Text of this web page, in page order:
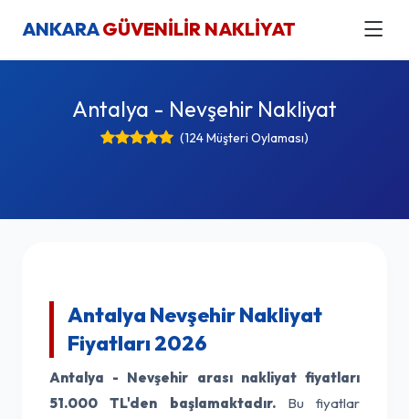
ANKARAGÜVENİLİR NAKLİYAT
Antalya - Nevşehir Nakliyat
(124 Müşteri Oylaması)
Antalya Nevşehir Nakliyat
Fiyatları 2026
Antalya - Nevşehir arası nakliyat fiyatları
51.000 TL'den başlamaktadır.Bu fiyatlar